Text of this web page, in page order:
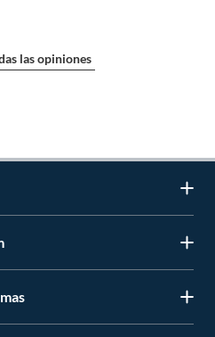
CMOS
las opiniones